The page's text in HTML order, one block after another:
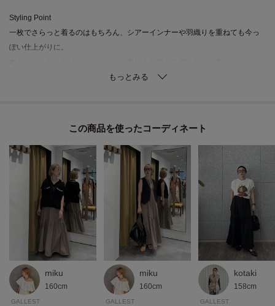
Styling Point
一枚でさらっと着るのはもちろん、シアーインナーや羽織りを重ねても今っ
ぽい仕上がりに。
に取り入れやすい着心地です。
モデル身長：164cm 着用サイズ：38（M）
＊＊＊＊＊＊＊＊＊＊＊＊＊＊＊＊＊＊＊＊＊＊＊＊＊＊＊＊＊
気になるアイテムは【お気に入り登録】がおすすめ！
気になるアイテムのページにある「ハートマーク」をクリックして簡単に追
加できます。
登録すると、再入荷通知やお値下げ情報をメルマガにてお知らせします。
マイページにてお気に入り一覧もチェックできます。
この商品を使った
miku
160cm
GALLEST
miku
160cm
GALLEST
kotaki
158cm
GALLEST